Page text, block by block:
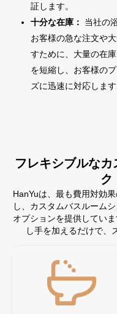
証します。
十分な在庫： 当社の
お客様の急な注文や
すために、大量の在
を短縮し、お客様の
ズに迅速に対応します
フレキシブルな
ク
HanYuは、最も費用対効
し、カスタムバスルーム
オプションを提供してい
し手を加えるだけで、